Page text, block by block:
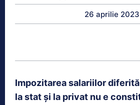
26 aprilie 2023
Impozitarea salariilor
la stat și la privat nu e